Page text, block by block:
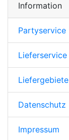
Information
Partyservice
Lieferservice
Liefergebiete
Datenschutz
Impressum